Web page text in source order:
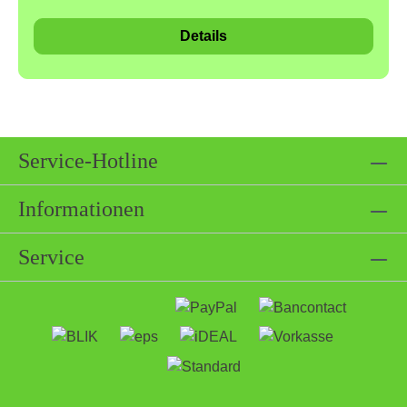
Speisen verfeinern, aber auch herzhaften Gerichten
ein besonderes Aroma verleihen. Das Gewürz soll
Südamerikas verteilt.Unsere ganzen Tonkabohnen
kaufen Sie als reines Naturprodukt. Wir geben keine
NährwerteZutaten: Tonka Bohne,
ganzAllergene:Kann Spuren von Allergenen
enthaltenKann Spuren von Senf und Nüssen
enthaltenUnsere Produkte werden bei uns sorgfältig
von Hand abgefüllt. Wir sind sehr darauf bedacht,
dass nur die reinen Produkte in die Verpackungen
gelangen. Bei allen präventiven Maßnahmen und
Erfahrungswerten, kann ein Ausschluss von
Details
Service-Hotline
Informationen
Service